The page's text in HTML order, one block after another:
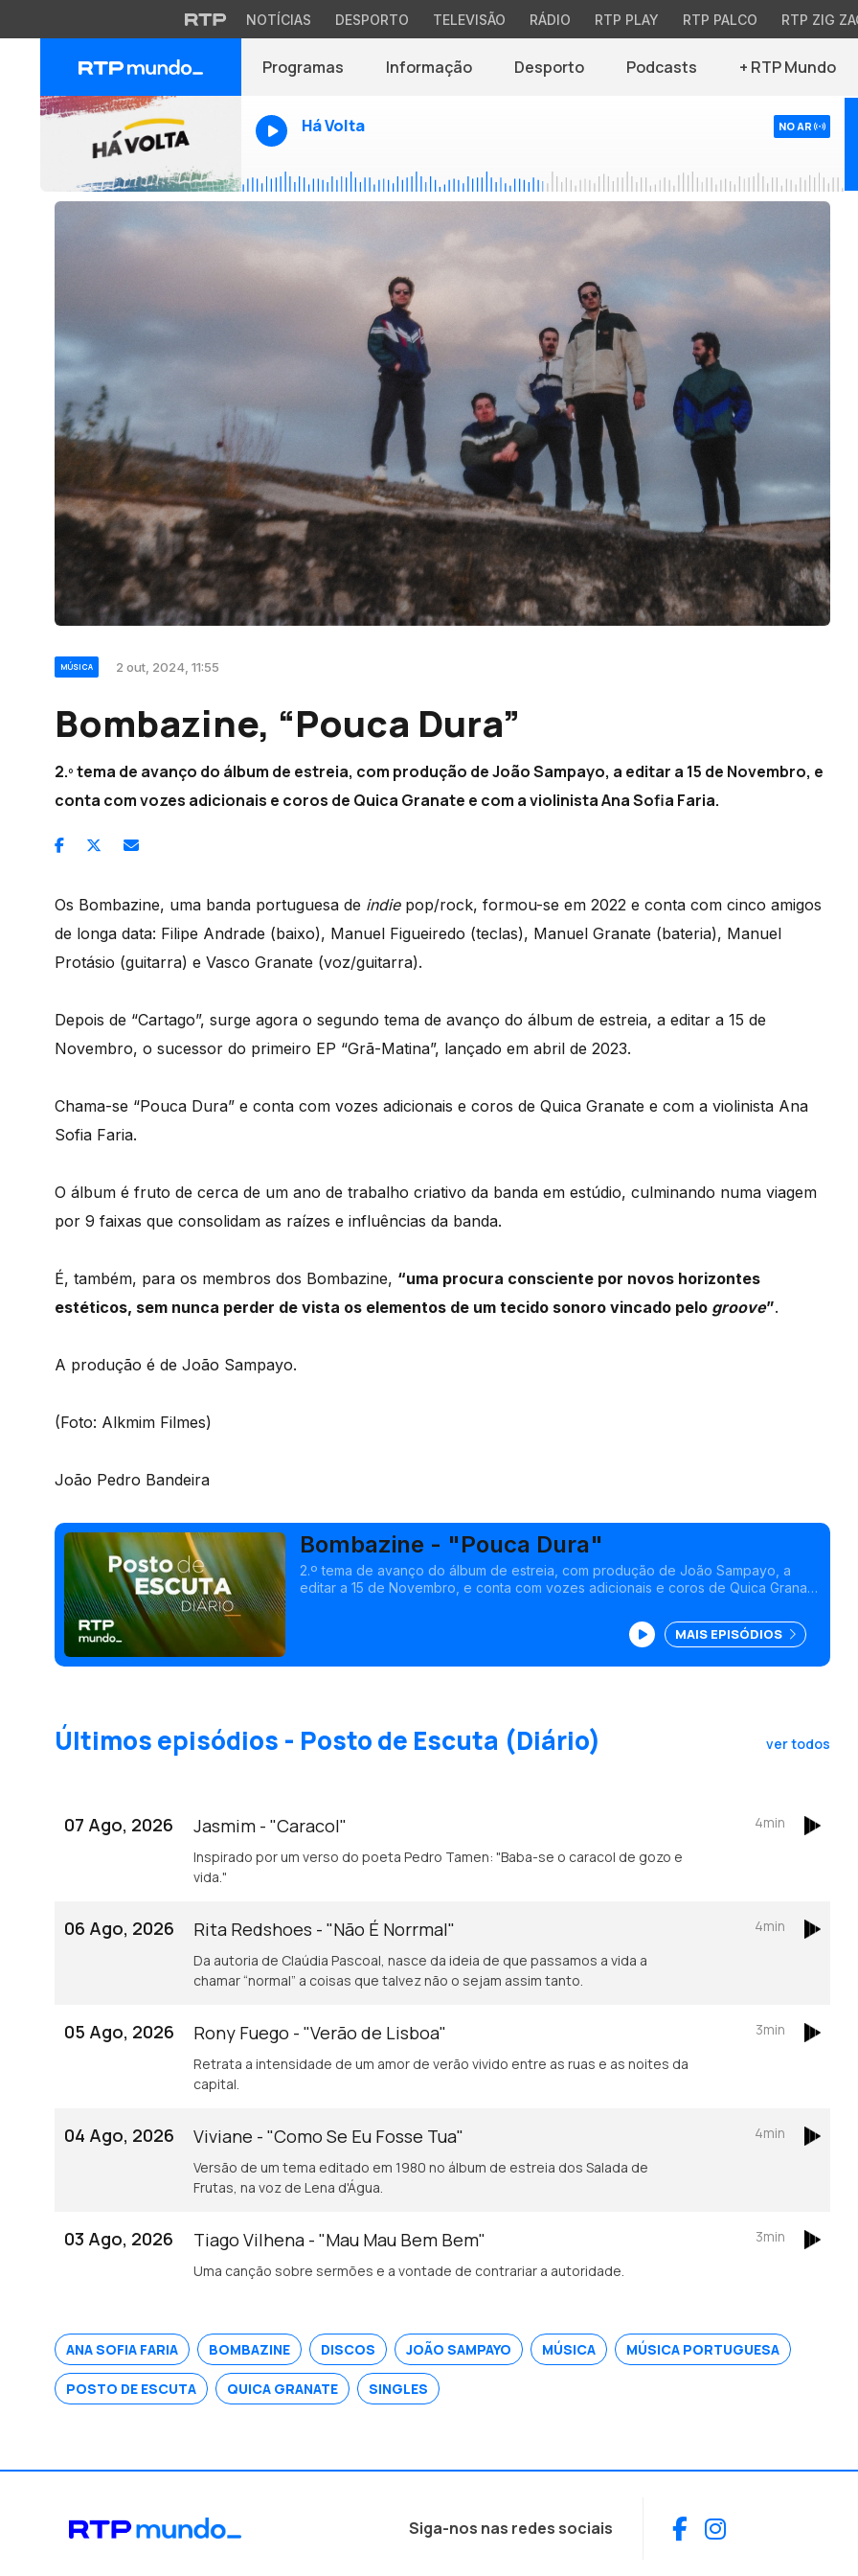
NOTÍCIAS DESPORTO TELEVISÃO RÁDIO RTP PLAY RTP PALCO RTP ZIG
Programas Informação Desporto Podcasts + RTP Mundo
Há Volta NO AR
MÚSICA 2 out, 2024, 11:55
Bombazine, “Pouca Dura”
2.º tema de avanço do álbum de estreia, com produção de João Sampayo, a editar a 15 de Novembro, e
conta com vozes adicionais e coros de Quica Granate e com a violinista Ana Sofia Faria.
Os Bombazine, uma banda portuguesa de indiepop/rock, formou-se em 2022 e conta com cinco amigos
de longa data: Filipe Andrade (baixo), Manuel Figueiredo (teclas), Manuel Granate (bateria), Manuel
Protásio (guitarra) e Vasco Granate (voz/guitarra).
Depois de “Cartago”, surge agora o segundo tema de avanço do álbum de estreia, a editar a 15 de
Novembro, o sucessor do primeiro EP “Grã-Matina”, lançado em abril de 2023.
Chama-se “Pouca Dura” e conta com vozes adicionais e coros de Quica Granate e com a violinista Ana
Sofia Faria.
O álbum é fruto de cerca de um ano de trabalho criativo da banda em estúdio, culminando numa viagem
por 9 faixas que consolidam as raízes e influências da banda.
É, também, para os membros dos Bombazine, “uma procura consciente por novos horizontes
estéticos, sem nunca perder de vista os elementos de um tecido sonoro vincado pelo groove”.
A produção é de João Sampayo.
(Foto: Alkmim Filmes)
João Pedro Bandeira
Bombazine - "Pouca Dura"
2.º tema de avanço do álbum de estreia, com produção de João Sampayo, a
editar a 15 de Novembro, e conta com vozes adicionais e coros de Quica Granate
MAIS EPISÓDIOS
Últimos episódios - Posto de Escuta (Diário) ver todos
07 Ago, 2026 Jasmim - "Caracol"
Inspirado por um verso do poeta Pedro Tamen: "Baba-se o caracol de gozo e
vida."
4min
06 Ago, 2026 Rita Redshoes - "Não É Norrmal"
Da autoria de Claúdia Pascoal, nasce da ideia de que passamos a vida a
chamar “normal” a coisas que talvez não o sejam assim tanto.
4min
05 Ago, 2026 Rony Fuego - "Verão de Lisboa"
Retrata a intensidade de um amor de verão vivido entre as ruas e as noites da
capital.
3min
04 Ago, 2026 Viviane - "Como Se Eu Fosse Tua"
Versão de um tema editado em 1980 no álbum de estreia dos Salada de
Frutas, na voz de Lena d'Água.
4min
03 Ago, 2026 Tiago Vilhena - "Mau Mau Bem Bem"
Uma canção sobre sermões e a vontade de contrariar a autoridade.
3min
ANA SOFIA FARIA BOMBAZINE DISCOS JOÃO SAMPAYO MÚSICA MÚSICA PORTUGUESA
POSTO DE ESCUTA QUICA GRANATE SINGLES
Siga-nos nas redes sociais Facebook
Instagram